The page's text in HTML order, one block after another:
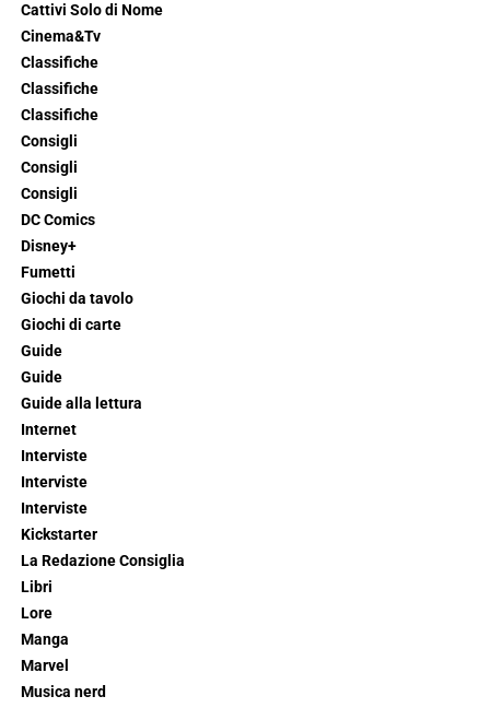
Cattivi Solo di Nome
Cinema&Tv
Classifiche
Classifiche
Classifiche
Consigli
Consigli
Consigli
DC Comics
Disney+
Fumetti
Giochi da tavolo
Giochi di carte
Guide
Guide
Guide alla lettura
Internet
Interviste
Interviste
Interviste
Kickstarter
La Redazione Consiglia
Libri
Lore
Manga
Marvel
Musica nerd